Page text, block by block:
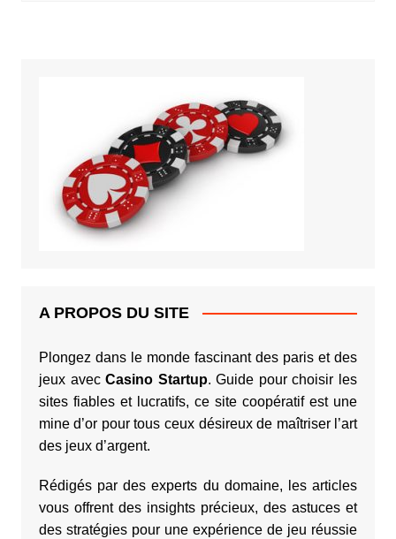
A PROPOS DU SITE
Plongez dans le monde fascinant des paris et des
jeux avecCasino Startup. Guide pour choisir les
sites fiables et lucratifs, ce site coopératif est une
mine d’or pour tous ceux désireux de maîtriser l’art
des jeux d’argent.
Rédigés par des experts du domaine, les articles
vous offrent des insights précieux, des astuces et
des stratégies pour une expérience de jeu réussie